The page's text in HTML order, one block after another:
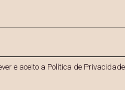
e aceito a Política de Privacidade